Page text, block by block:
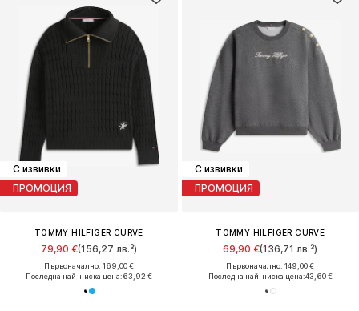
С извивки
ПРОМОЦИЯ
TOMMY HILFIGER CURVE
79,90 €(156,27 лв.³)
Първоначално: 169,00 €
Последна най-ниска цена:63,92 €
С извивки
ПРОМОЦИЯ
TOMMY HILFIGER CURVE
69,90 €(136,71 лв.³)
Първоначално: 149,00 €
Последна най-ниска цена:43,60 €